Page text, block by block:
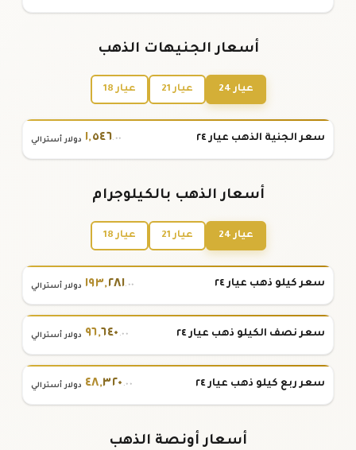
أسعار الجنيهات الذهب
عيار 24 عيار 21 عيار 18
سعر الجنية الذهب عيار ٢٤ ١,٥٤٦.٠٠ دولار أسترالي
أسعار الذهب بالكيلوجرام
عيار 24 عيار 21 عيار 18
سعر كيلو ذهب عيار ٢٤ ١٩٣,٢٨١.٠٠ دولار أسترالي
سعر نصف الكيلو ذهب عيار ٢٤ ٩٦,٦٤٠ .٠٠ دولار أسترالي
سعر ربع كيلو ذهب عيار ٢٤ ٤٨,٣٢٠ .٠٠ دولار أسترالي
أسعار أونصة الذهب